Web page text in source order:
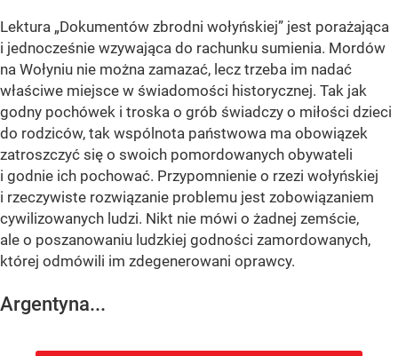
Lektura „Dokumentów zbrodni wołyńskiej” jest porażająca
i jednocześnie wzywająca do rachunku sumienia. Mordów
na Wołyniu nie można zamazać, lecz trzeba im nadać
właściwe miejsce w świadomości historycznej. Tak jak
godny pochówek i troska o grób świadczy o miłości dzieci
do rodziców, tak wspólnota państwowa ma obowiązek
zatroszczyć się o swoich pomordowanych obywateli
i godnie ich pochować. Przypomnienie o rzezi wołyńskiej
i rzeczywiste rozwiązanie problemu jest zobowiązaniem
cywilizowanych ludzi. Nikt nie mówi o żadnej zemście,
ale o poszanowaniu ludzkiej godności zamordowanych,
której odmówili im zdegenerowani oprawcy.
Argentyna...